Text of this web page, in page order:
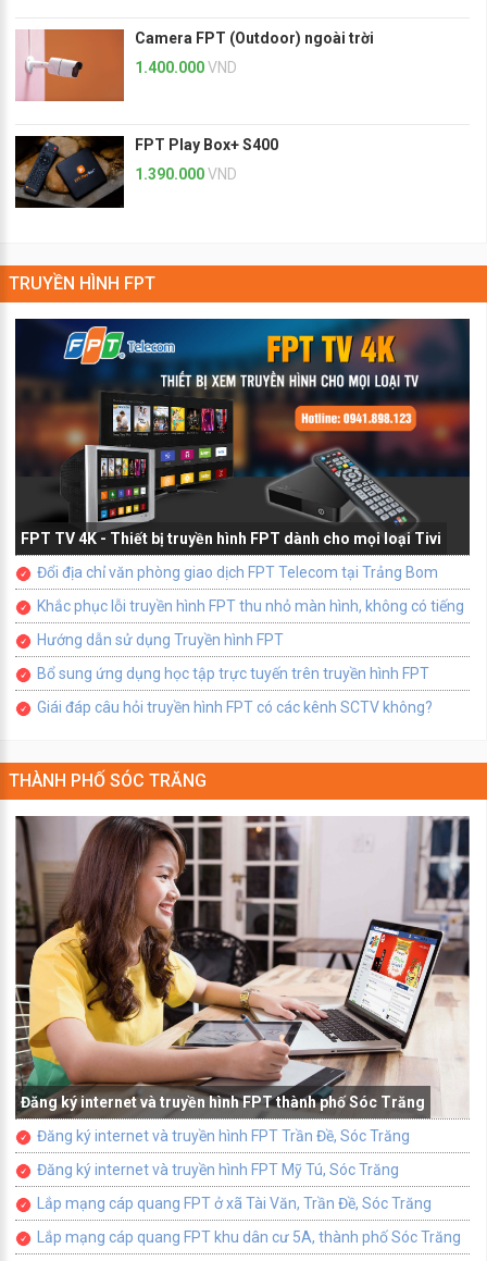
Camera FPT (Outdoor) ngoài trời
1.400.000VND
FPT Play Box+ S400
1.390.000VND
TRUYỀN HÌNH FPT
FPT TV 4K - Thiết bị truyền hình FPT dành cho mọi loại Tivi
Đổi địa chỉ văn phòng giao dịch FPT Telecom tại Trảng Bom
Khắc phục lỗi truyền hình FPT thu nhỏ màn hình, không có tiếng
Hướng dẫn sử dụng Truyền hình FPT
Bổ sung ứng dụng học tập trực tuyến trên truyền hình FPT
Giái đáp câu hỏi truyền hình FPT có các kênh SCTV không?
THÀNH PHỐ SÓC TRĂNG
Đăng ký internet và truyền hình FPT thành phố Sóc Trăng
Đăng ký internet và truyền hình FPT Trần Đề, Sóc Trăng
Đăng ký internet và truyền hình FPT Mỹ Tú, Sóc Trăng
Lắp mạng cáp quang FPT ở xã Tài Văn, Trần Đề, Sóc Trăng
Lắp mạng cáp quang FPT khu dân cư 5A, thành phố Sóc Trăng